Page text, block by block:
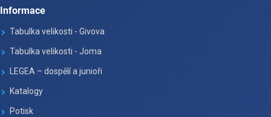
Informace
Tabulka velikosti - Givova
Tabulka velikosti - Joma
LEGEA – dospělí a junioři
Katalogy
Potisk